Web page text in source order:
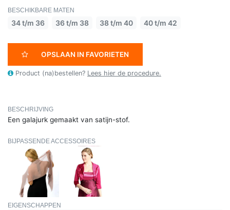
BESCHIKBARE MATEN
34 t/m 36 36 t/m 38 38 t/m 40 40 t/m 42
OPSLAAN IN FAVORIETEN
Product (na)bestellen? Lees hier de procedure.
BESCHRIJVING
Een galajurk gemaakt van satijn-stof.
BIJPASSENDE ACCESSOIRES
EIGENSCHAPPEN